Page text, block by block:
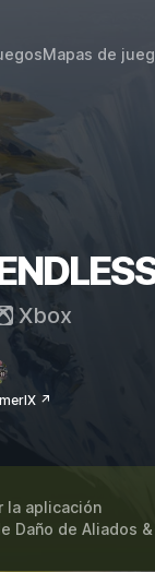
Mapas de
Xbox
↗
la aplicación
Daño de Aliados &